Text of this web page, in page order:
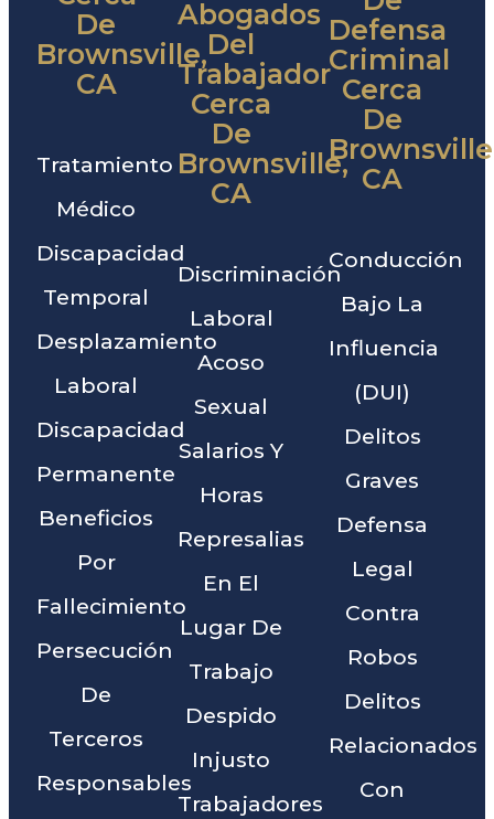
De
Brownsville,
CA
Tratamiento
Médico
Discapacidad
Temporal
Desplazamiento
Laboral
Discapacidad
Permanente
Beneficios
Por
Fallecimiento
Persecución
De
Terceros
Responsables
Abogados
Del
Trabajador
Cerca
De
Brownsville,
CA
Discriminación
Laboral
Acoso
Sexual
Salarios Y
Horas
Represalias
En El
Lugar De
Trabajo
Despido
Injusto
Trabajadores
Defensa
Criminal
Cerca
De
CA
Conducción
Bajo La
Influencia
(DUI)
Delitos
Graves
Defensa
Legal
Contra
Robos
Delitos
Relacionados
Con